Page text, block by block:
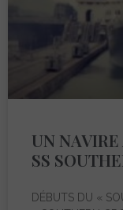
UN
SS
DÉBUTS DU «